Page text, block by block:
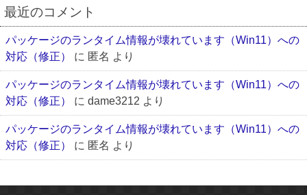
最近のコメント
パッケージのランタイム情報が壊れています（Win11）への
対応（修正）
に 匿名 より
パッケージのランタイム情報が壊れています（Win11）への
対応（修正）
に dame3212 より
パッケージのランタイム情報が壊れています（Win11）への
対応（修正）
に 匿名 より